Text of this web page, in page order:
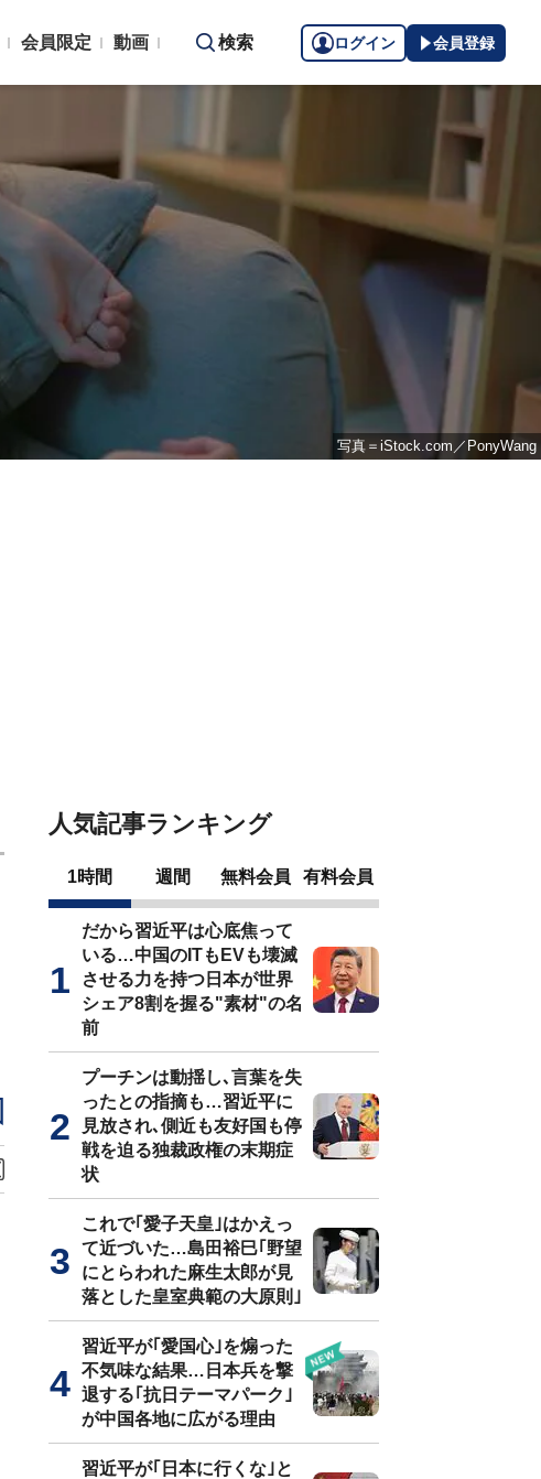
会員限定 動画 検索 ログイン 会員登録
写真＝iStock.com／PonyWang
人気記事ランキング
1時間 週間 無料会員 有料会員
だから習近平は心底焦って
いる…中国のITもEVも壊滅
させる力を持つ日本が世界
シェア8割を握る"素材"の名
前
プーチンは動揺し､言葉を失
ったとの指摘も…習近平に
見放され､側近も友好国も停
戦を迫る独裁政権の末期症
状
これで｢愛子天皇｣はかえっ
て近づいた…島田裕巳｢野望
にとらわれた麻生太郎が見
落とした皇室典範の大原則｣
習近平が｢愛国心｣を煽った
不気味な結果…日本兵を撃
退する｢抗日テーマパーク｣
が中国各地に広がる理由
習近平が｢日本に行くな｣と